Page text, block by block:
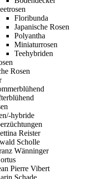
Floribunda
Japanische Rosen
Polyantha
Miniaturrosen
Teehybriden
Rosen
hybride
Reister
Scholle
Wänninger
Pierre Vibert
Schade